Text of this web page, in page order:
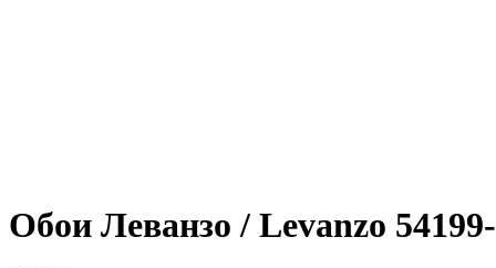
Обои Леванзо / Levanzo